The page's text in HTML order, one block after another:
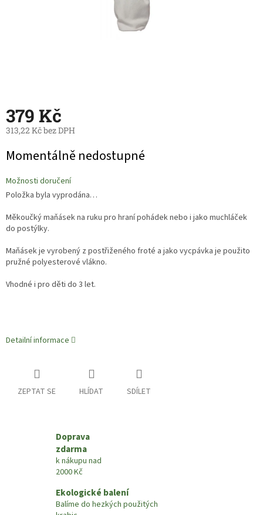
379 Kč
313,22 Kč bez DPH
cena:
Momentálně nedostupné
Možnosti doručení
Položka byla vyprodána…
Měkoučký maňásek na ruku pro hraní pohádek nebo i jako muchláček
do postýlky.
Maňásek je vyrobený z postřiženého froté a jako vycpávka je použito
pružné polyesterové vlákno.
Vhodné i pro děti do 3 let.
Detailní informace
ZEPTAT SE HLÍDAT SDÍLET
Doprava
zdarma
k nákupu nad
2000 Kč
Ekologické balení
Balíme do hezkých použitých